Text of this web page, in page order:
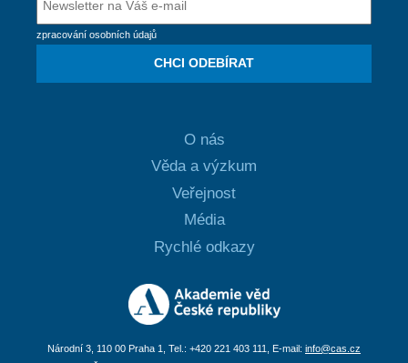
zpracování osobních údajů
CHCI ODEBÍRAT
O nás
Věda a výzkum
Veřejnost
Média
Rychlé odkazy
Národní 3, 110 00 Praha 1, Tel.: +420 221 403 111, E-mail: info@cas.cz